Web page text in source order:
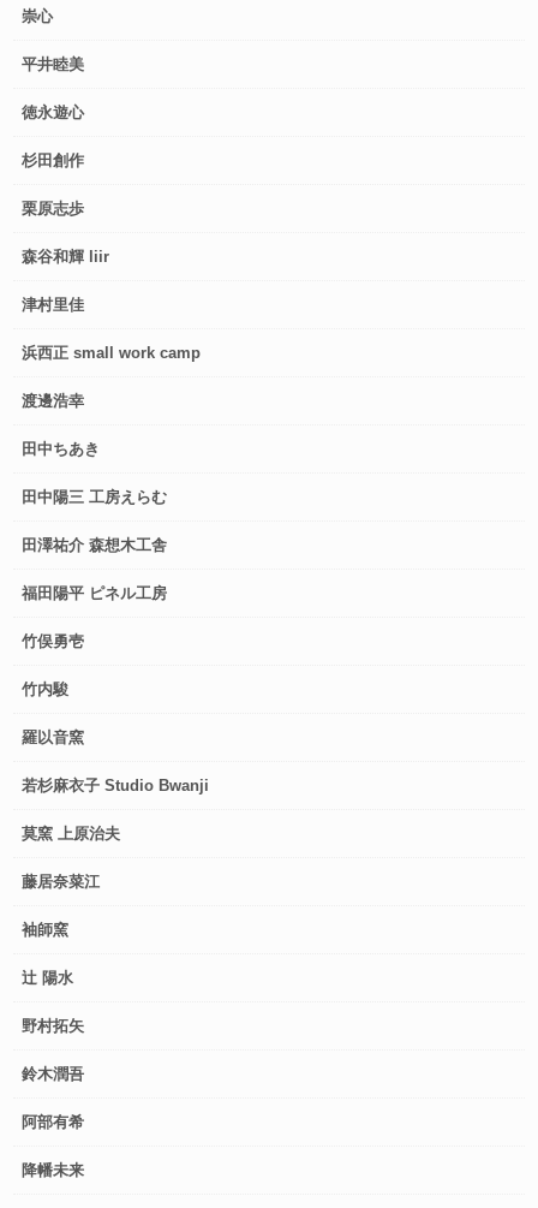
崇心
平井睦美
徳永遊心
杉田創作
栗原志歩
森谷和輝 liir
津村里佳
浜西正 small work camp
渡邊浩幸
田中ちあき
田中陽三 工房えらむ
田澤祐介 森想木工舎
福田陽平 ピネル工房
竹俣勇壱
竹内駿
羅以音窯
若杉麻衣子 Studio Bwanji
莫窯 上原治夫
藤居奈菜江
袖師窯
辻 陽水
野村拓矢
鈴木潤吾
阿部有希
降幡未来